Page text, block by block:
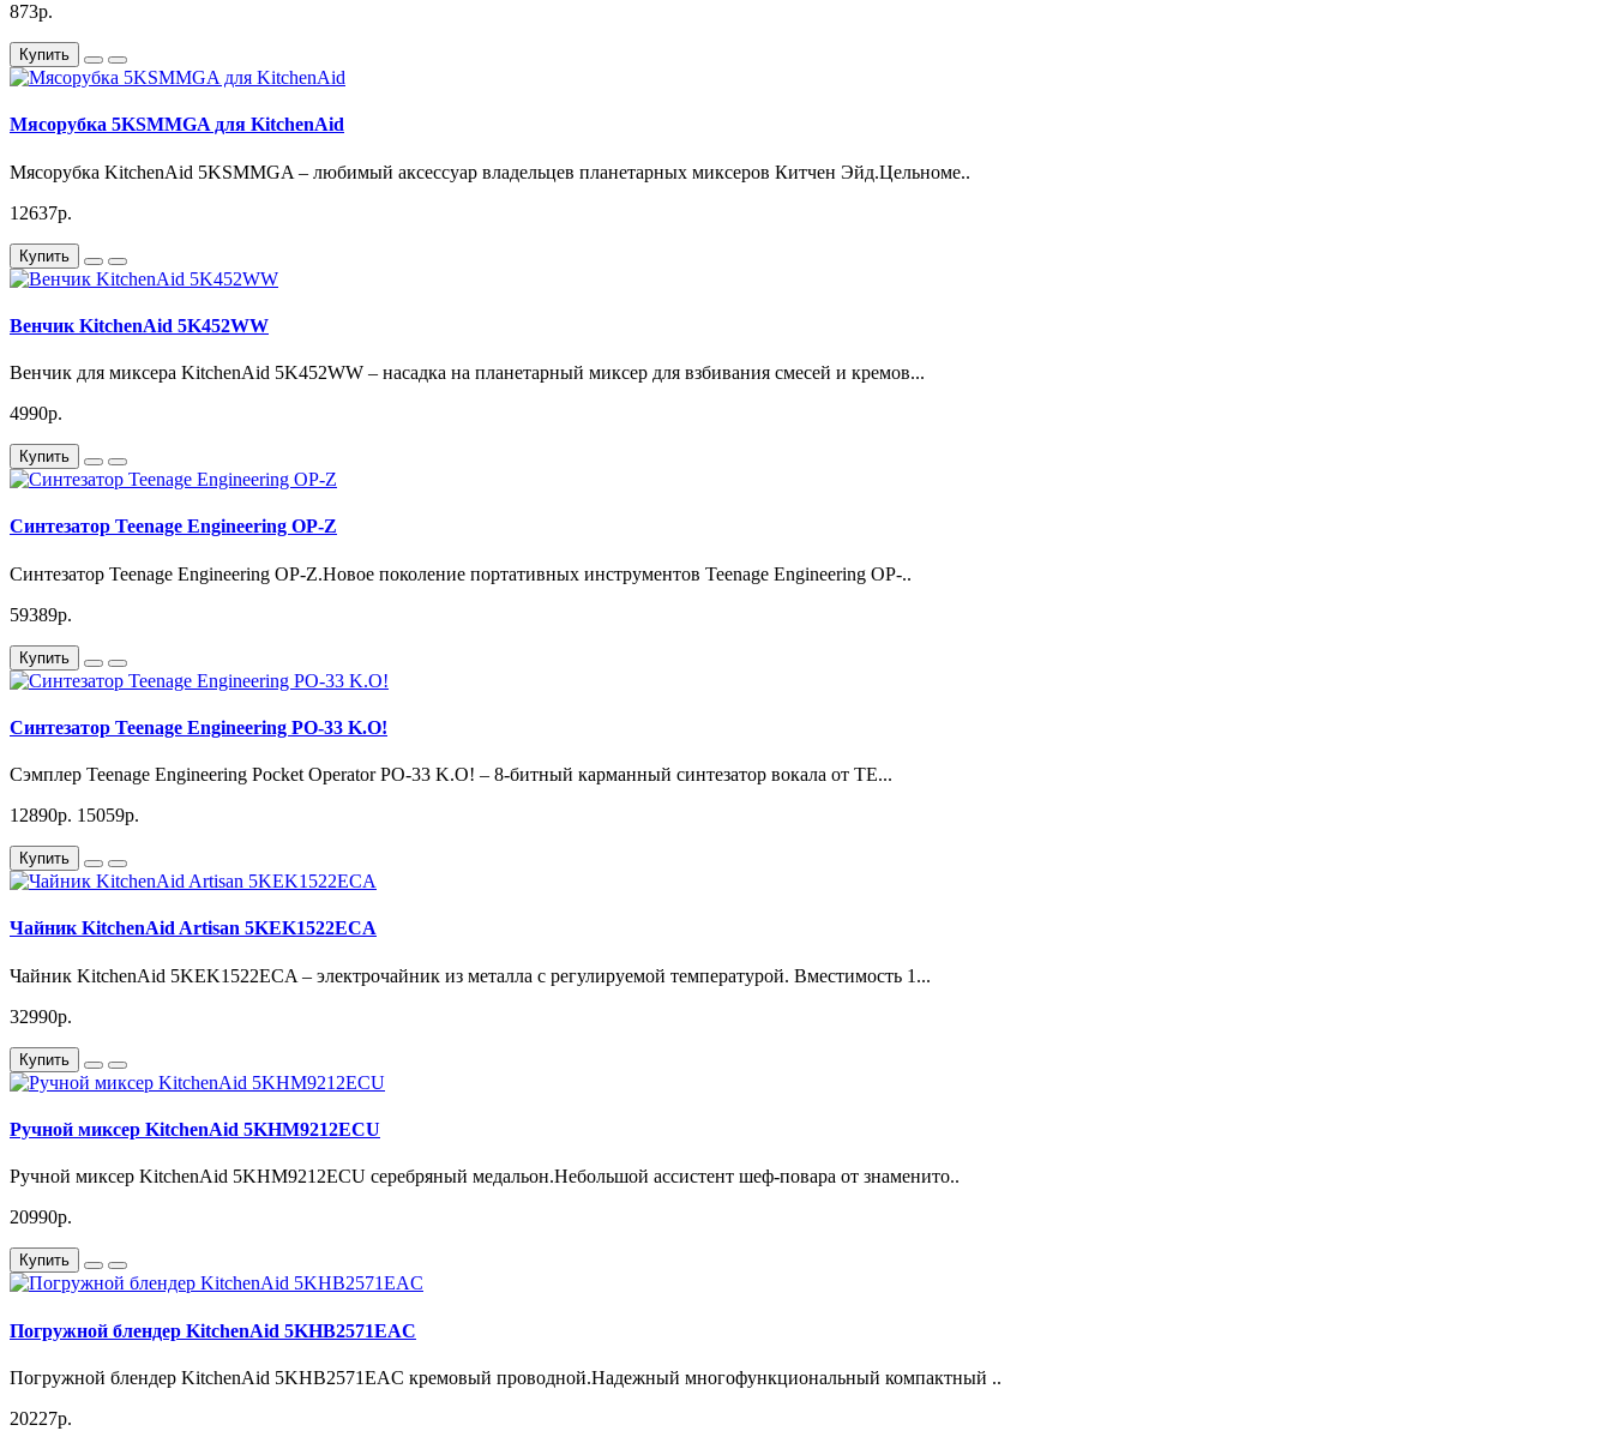
873р.
Купить
Мясорубка 5KSMMGA для KitchenAid
Мясорубка KitchenAid 5KSMMGA – любимый аксессуар владельцев планетарных миксеров Китчен Эйд.Цельноме..
12637р.
Купить
Венчик KitchenAid 5K452WW
Венчик для миксера KitchenAid 5K452WW – насадка на планетарный миксер для взбивания смесей и кремов...
4990р.
Купить
Синтезатор Teenage Engineering OP-Z
Синтезатор Teenage Engineering OP-Z.Новое поколение портативных инструментов Teenage Engineering OP-..
59389р.
Купить
Синтезатор Teenage Engineering PO-33 K.O!
Сэмплер Teenage Engineering Pocket Operator PO-33 K.O! – 8-битный карманный синтезатор вокала от TE...
12890р. 15059р.
Купить
Чайник KitchenAid Artisan 5KEK1522ECA
Чайник KitchenAid 5KEK1522ECA – электрочайник из металла с регулируемой температурой. Вместимость 1...
32990р.
Купить
Ручной миксер KitchenAid 5KHM9212ECU
Ручной миксер KitchenAid 5KHM9212ECU серебряный медальон.Небольшой ассистент шеф-повара от знаменито..
20990р.
Купить
Погружной блендер KitchenAid 5KHB2571EAC
Погружной блендер KitchenAid 5KHB2571EAC кремовый проводной.Надежный многофункциональный компактный ..
20227р.